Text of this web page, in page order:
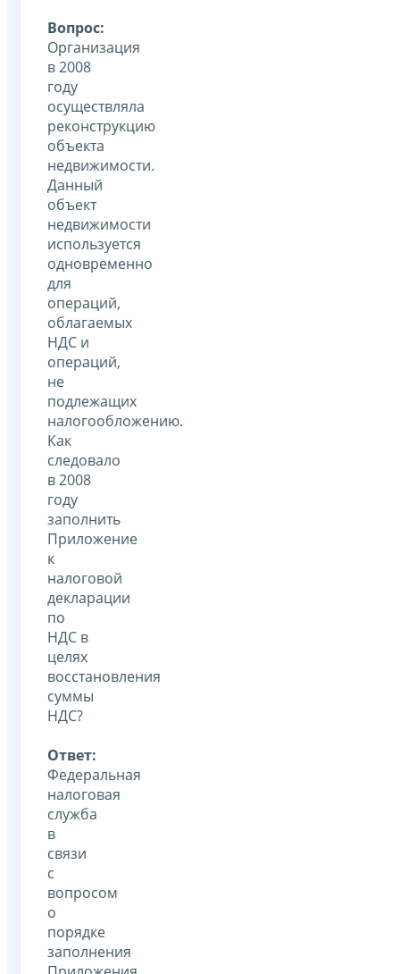
Вопрос:
Организация
в 2008
году
осуществляла
реконструкцию
объекта
недвижимости.
Данный
объект
недвижимости
используется
одновременно
для
операций,
облагаемых
НДС и
операций,
не
подлежащих
налогообложению.
Как
следовало
в 2008
году
заполнить
Приложение
к
налоговой
декларации
по
НДС в
целях
восстановления
суммы
НДС?
Ответ:
Федеральная
налоговая
служба
в
связи
с
вопросом
о
порядке
заполнения